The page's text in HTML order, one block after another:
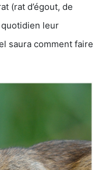
(rat d’égout, de
leur
saura comment faire